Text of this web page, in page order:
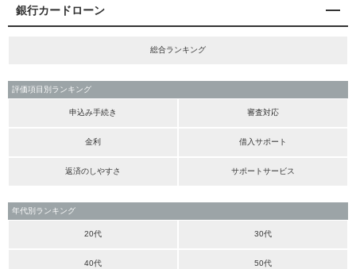
銀行カードローン
総合ランキング
評価項目別ランキング
申込み手続き 審査対応
金利 借入サポート
返済のしやすさ サポートサービス
年代別ランキング
20代 30代
40代 50代